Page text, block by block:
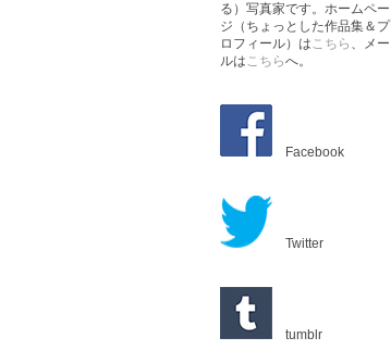
る）写真家です。ホームペー
ジ（ちょっとした作品集＆プ
ロフィール）はこちら 、メー
ルはこちらへ。
Facebook
Twitter
tumblr